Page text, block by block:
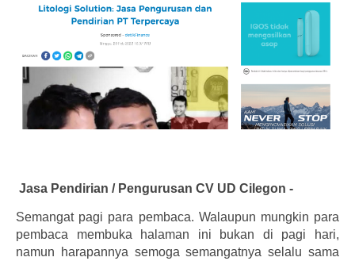
Jasa Pendirian / Pengurusan CV UD Cilegon -
Semangat pagi para pembaca. Walaupun mungkin para
pembaca membuka halaman ini bukan di pagi hari,
namun harapannya semoga semangatnya selalu sama